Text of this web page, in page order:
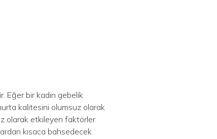
Eğer bir kadın gebelik
kalitesini olumsuz olarak
olarak etkileyen faktörler
kısaca bahsedecek